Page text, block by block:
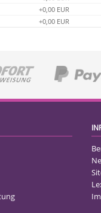
+0,00 EUR
+0,00 EUR